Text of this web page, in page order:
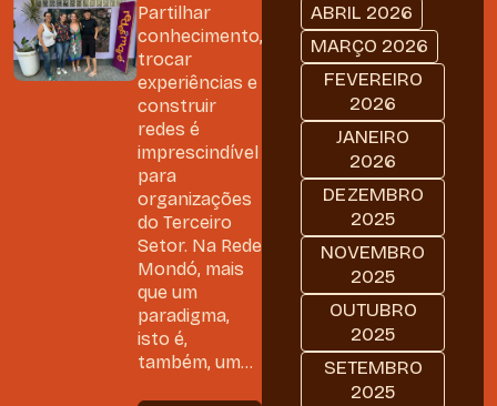
Partilhar
conhecimento,
trocar
experiências e
construir
redes é
imprescindível
para
organizações
do Terceiro
Setor. Na Rede
Mondó, mais
que um
paradigma,
isto é,
também, um...
ABRIL 2026
MARÇO 2026
FEVEREIRO
2026
JANEIRO
2026
DEZEMBRO
2025
NOVEMBRO
2025
OUTUBRO
2025
SETEMBRO
2025